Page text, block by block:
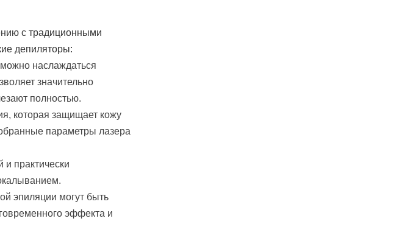
с традиционными
депиляторы:
наслаждаться
значительно
полностью.
которая защищает кожу
параметры лазера
практически
эпиляции могут быть
эффекта и